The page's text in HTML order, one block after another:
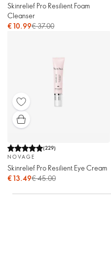
Skinrelief Pro Resilient Foam
Cleanser
€ 10.99€ 37.00
(229)
NOVAGE
Skinrelief Pro Resilient Eye Cream
€ 13.49€ 45.00